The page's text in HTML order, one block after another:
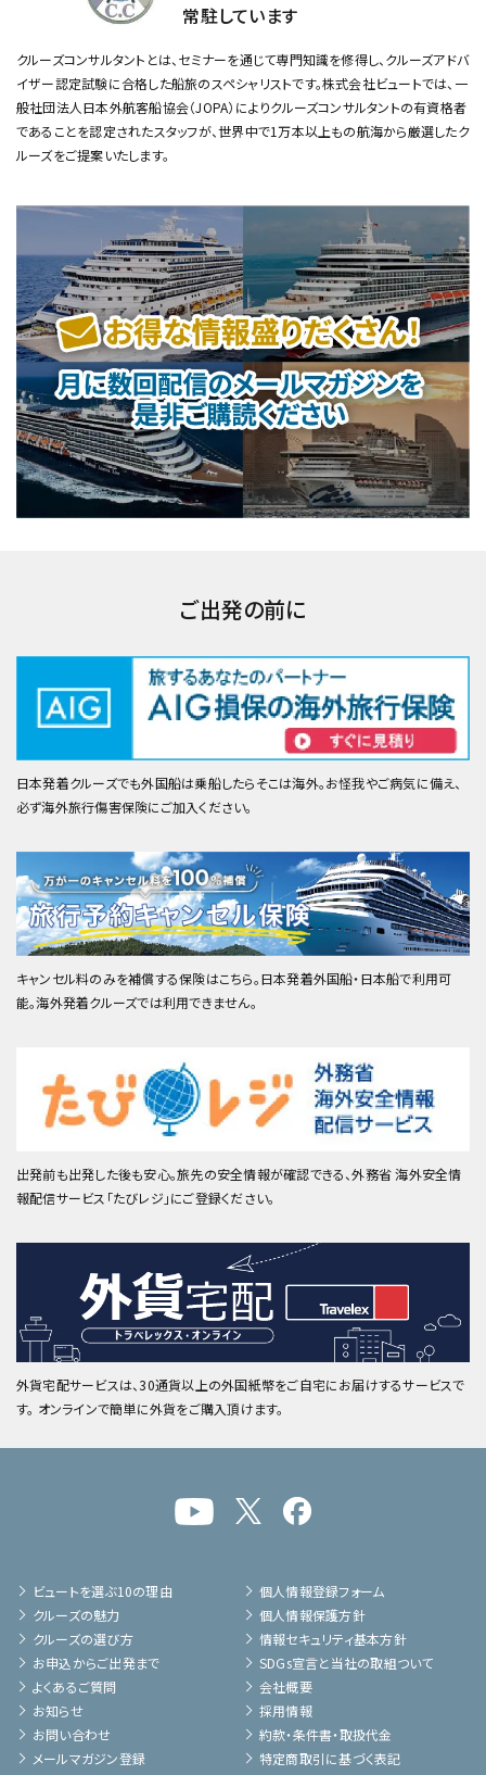
常駐しています
クルーズコンサルタントとは、セミナーを通じて専門知識を修得し、クルーズアドバ
イザー認定試験に合格した船旅のスペシャリストです。株式会社ビュートでは、一
般社団法人日本外航客船協会（JOPA）によりクルーズコンサルタントの有資格者
であることを認定されたスタッフが、世界中で1万本以上もの航海から厳選したク
ルーズをご提案いたします。
ご出発の前に
日本発着クルーズでも外国船は乗船したらそこは海外。お怪我やご病気に備え、
必ず海外旅行傷害保険にご加入ください。
キャンセル料のみを補償する保険はこちら。日本発着外国船・日本船で利用可
能。海外発着クルーズでは利用できません。
出発前も出発した後も安心。旅先の安全情報が確認できる、外務省 海外安全情
報配信サービス「たびレジ」にご登録ください。
外貨宅配サービスは、30通貨以上の外国紙幣をご自宅にお届けするサービスで
す。 オンラインで簡単に外貨をご購入頂けます。
ビュートを選ぶ10の理由
クルーズの魅力
クルーズの選び方
お申込からご出発まで
よくあるご質問
お知らせ
お問い合わせ
メールマガジン登録
個人情報登録フォーム
個人情報保護方針
情報セキュリティ基本方針
SDGs宣言と当社の取組ついて
会社概要
採用情報
約款・条件書・取扱代金
特定商取引に基づく表記